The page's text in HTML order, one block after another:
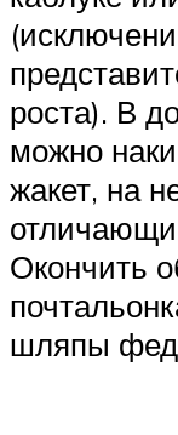
роста). В
можно
жакет, на
Окончить
шляпы